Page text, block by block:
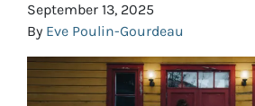
September 13, 2025
By Eve Poulin-Gourdeau